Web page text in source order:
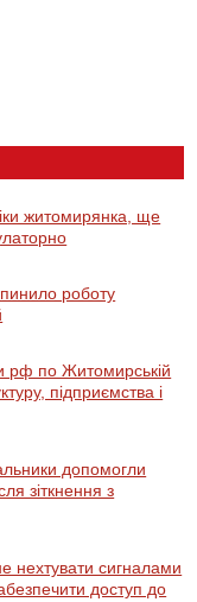
житомирянка, ще
роботу
рф по Житомирській
підприємства і
допомогли
зіткнення з
нехтувати сигналами
доступ до